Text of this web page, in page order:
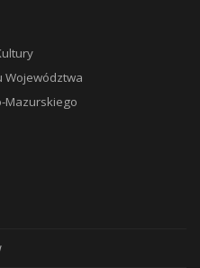
Województwa
Mazurskiego